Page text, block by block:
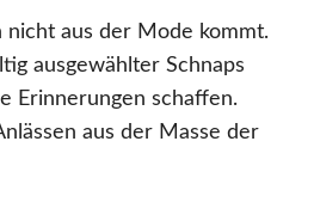
nicht aus der Mode kommt.
ausgewählter Schnaps
Erinnerungen schaffen.
aus der Masse der